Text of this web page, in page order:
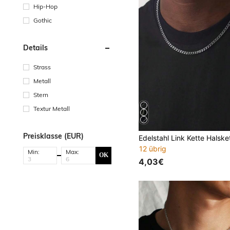
Hip-Hop
Gothic
Details
Strass
Metall
Stern
Textur Metall
Preisklasse (EUR)
Min: Max: OK
12 übrig
4,03€